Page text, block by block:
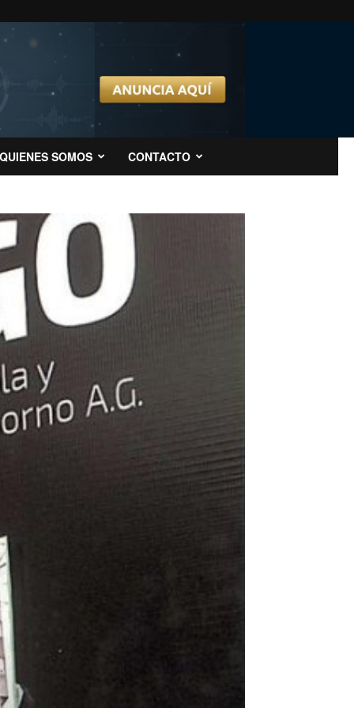
QUIENES SOMOS CONTACTO